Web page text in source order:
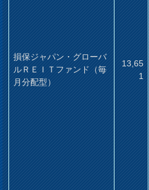
損保ジャパン・グローバ
ルＲＥＩＴファンド（毎
月分配型）
13,65
1